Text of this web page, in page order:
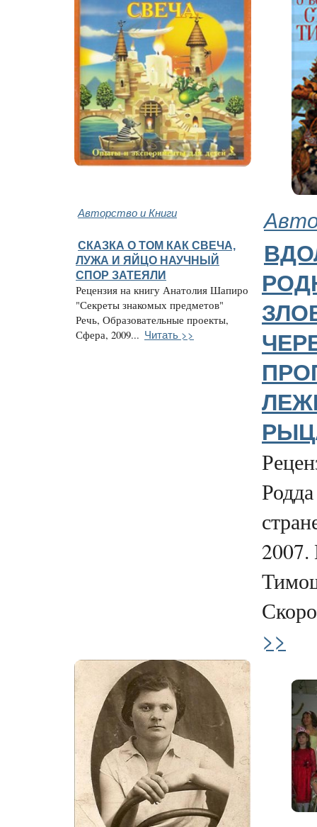
Авторство и Книги
СКАЗКА О ТОМ КАК СВЕЧА,
ЛУЖА И ЯЙЦО НАУЧНЫЙ
СПОР ЗАТЕЯЛИ
Рецензия на книгу Анатолия Шапиро
"Секреты знакомых предметов"
Речь, Образовательные проекты,
Сфера, 2009... Читать >>
2007.
>>